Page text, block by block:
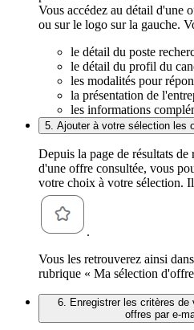
Vous accédez au détail d'une
ou sur le logo sur la gauche.
le détail du poste
le détail du profil du
les modalités pour
la présentation de
les informations
5. Ajouter à votre sélection les
Depuis la page de résultats
d'une offre consultée, vous
votre choix à votre sélection.
.
Vous les retrouverez ainsi
rubrique « Ma sélection
6. Enregistrer les critères de
offres par e-